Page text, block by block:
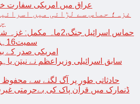
عراق میں امریکی سفارت
غزہ؛ حماس سے لڑائی میں
سمیت16ہزارفلسطینی شہید
امریکی صدر کے
سابق اسرائیلی وزیراعظم نے نیتن
حادثاتی طور پر آگ لگنے سے محفوظ
ڈنمارک میں قرآن پاک کی بےحرمتی